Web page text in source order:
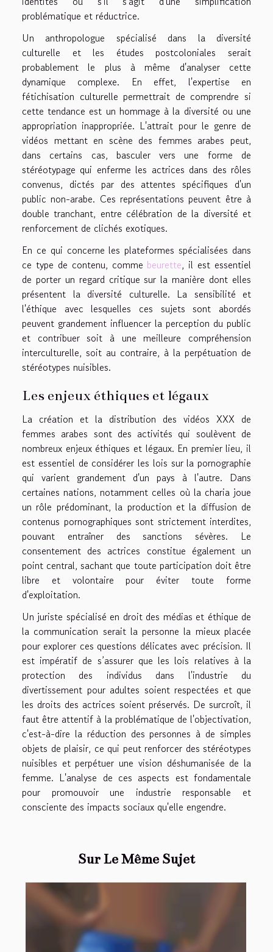
problématique et réductrice.
Un anthropologue spécialisé dans la diversité
culturelle et les études postcoloniales serait
probablement le plus à même d'analyser cette
dynamique complexe. En effet, l'expertise en
fétichisation culturelle permettrait de comprendre si
cette tendance est un hommage à la diversité ou une
appropriation inappropriée. L'attrait pour le genre de
vidéos mettant en scène des femmes arabes peut,
dans certains cas, basculer vers une forme de
stéréotypage qui enferme les actrices dans des rôles
convenus, dictés par des attentes spécifiques d'un
public non-arabe. Ces représentations peuvent être à
double tranchant, entre célébration de la diversité et
renforcement de clichés exotiques.
En ce qui concerne les plateformes spécialisées dans
ce type de contenu, comme beurette, il est essentiel
de porter un regard critique sur la manière dont elles
présentent la diversité culturelle. La sensibilité et
l'éthique avec lesquelles ces sujets sont abordés
peuvent grandement influencer la perception du public
et contribuer soit à une meilleure compréhension
interculturelle, soit au contraire, à la perpétuation de
stéréotypes nuisibles.
Les enjeux éthiques et légaux
La création et la distribution des vidéos XXX de
femmes arabes sont des activités qui soulèvent de
nombreux enjeux éthiques et légaux. En premier lieu, il
est essentiel de considérer les lois sur la pornographie
qui varient grandement d'un pays à l'autre. Dans
certaines nations, notamment celles où la charia joue
un rôle prédominant, la production et la diffusion de
contenus pornographiques sont strictement interdites,
pouvant entraîner des sanctions sévères. Le
consentement des actrices constitue également un
point central, sachant que toute participation doit être
libre et volontaire pour éviter toute forme
d'exploitation.
Un juriste spécialisé en droit des médias et éthique de
la communication serait la personne la mieux placée
pour explorer ces questions délicates avec précision. Il
est impératif de s’assurer que les lois relatives à la
protection des individus dans l'industrie du
divertissement pour adultes soient respectées et que
les droits des actrices soient préservés. De surcroît, il
faut être attentif à la problématique de l'objectivation,
c'est-à-dire la réduction des personnes à de simples
objets de plaisir, ce qui peut renforcer des stéréotypes
nuisibles et perpétuer une vision déshumanisée de la
femme. L'analyse de ces aspects est fondamentale
pour promouvoir une industrie responsable et
consciente des impacts sociaux qu'elle engendre.
Sur Le Même Sujet